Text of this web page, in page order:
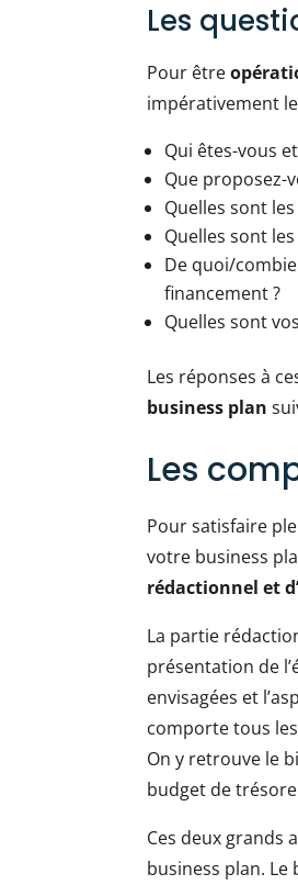
Les
Pour être
impérativement
Qui êtes-vous
Que proposez-
Quelles sont
Quelles sont
De quoi/
financement ?
Quelles sont
Les réponses à
business plan
Les
Pour satisfaire
votre business
rédactionnel et
La partie
présentation de
envisagées et
comporte tous
On y retrouve le
budget de
Ces deux grands
business plan.